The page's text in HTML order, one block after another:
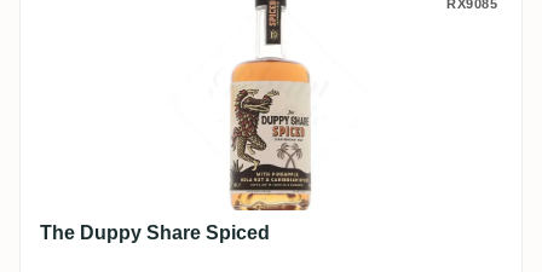
The Duppy Share Spiced RX9085
The Duppy Share Spiced